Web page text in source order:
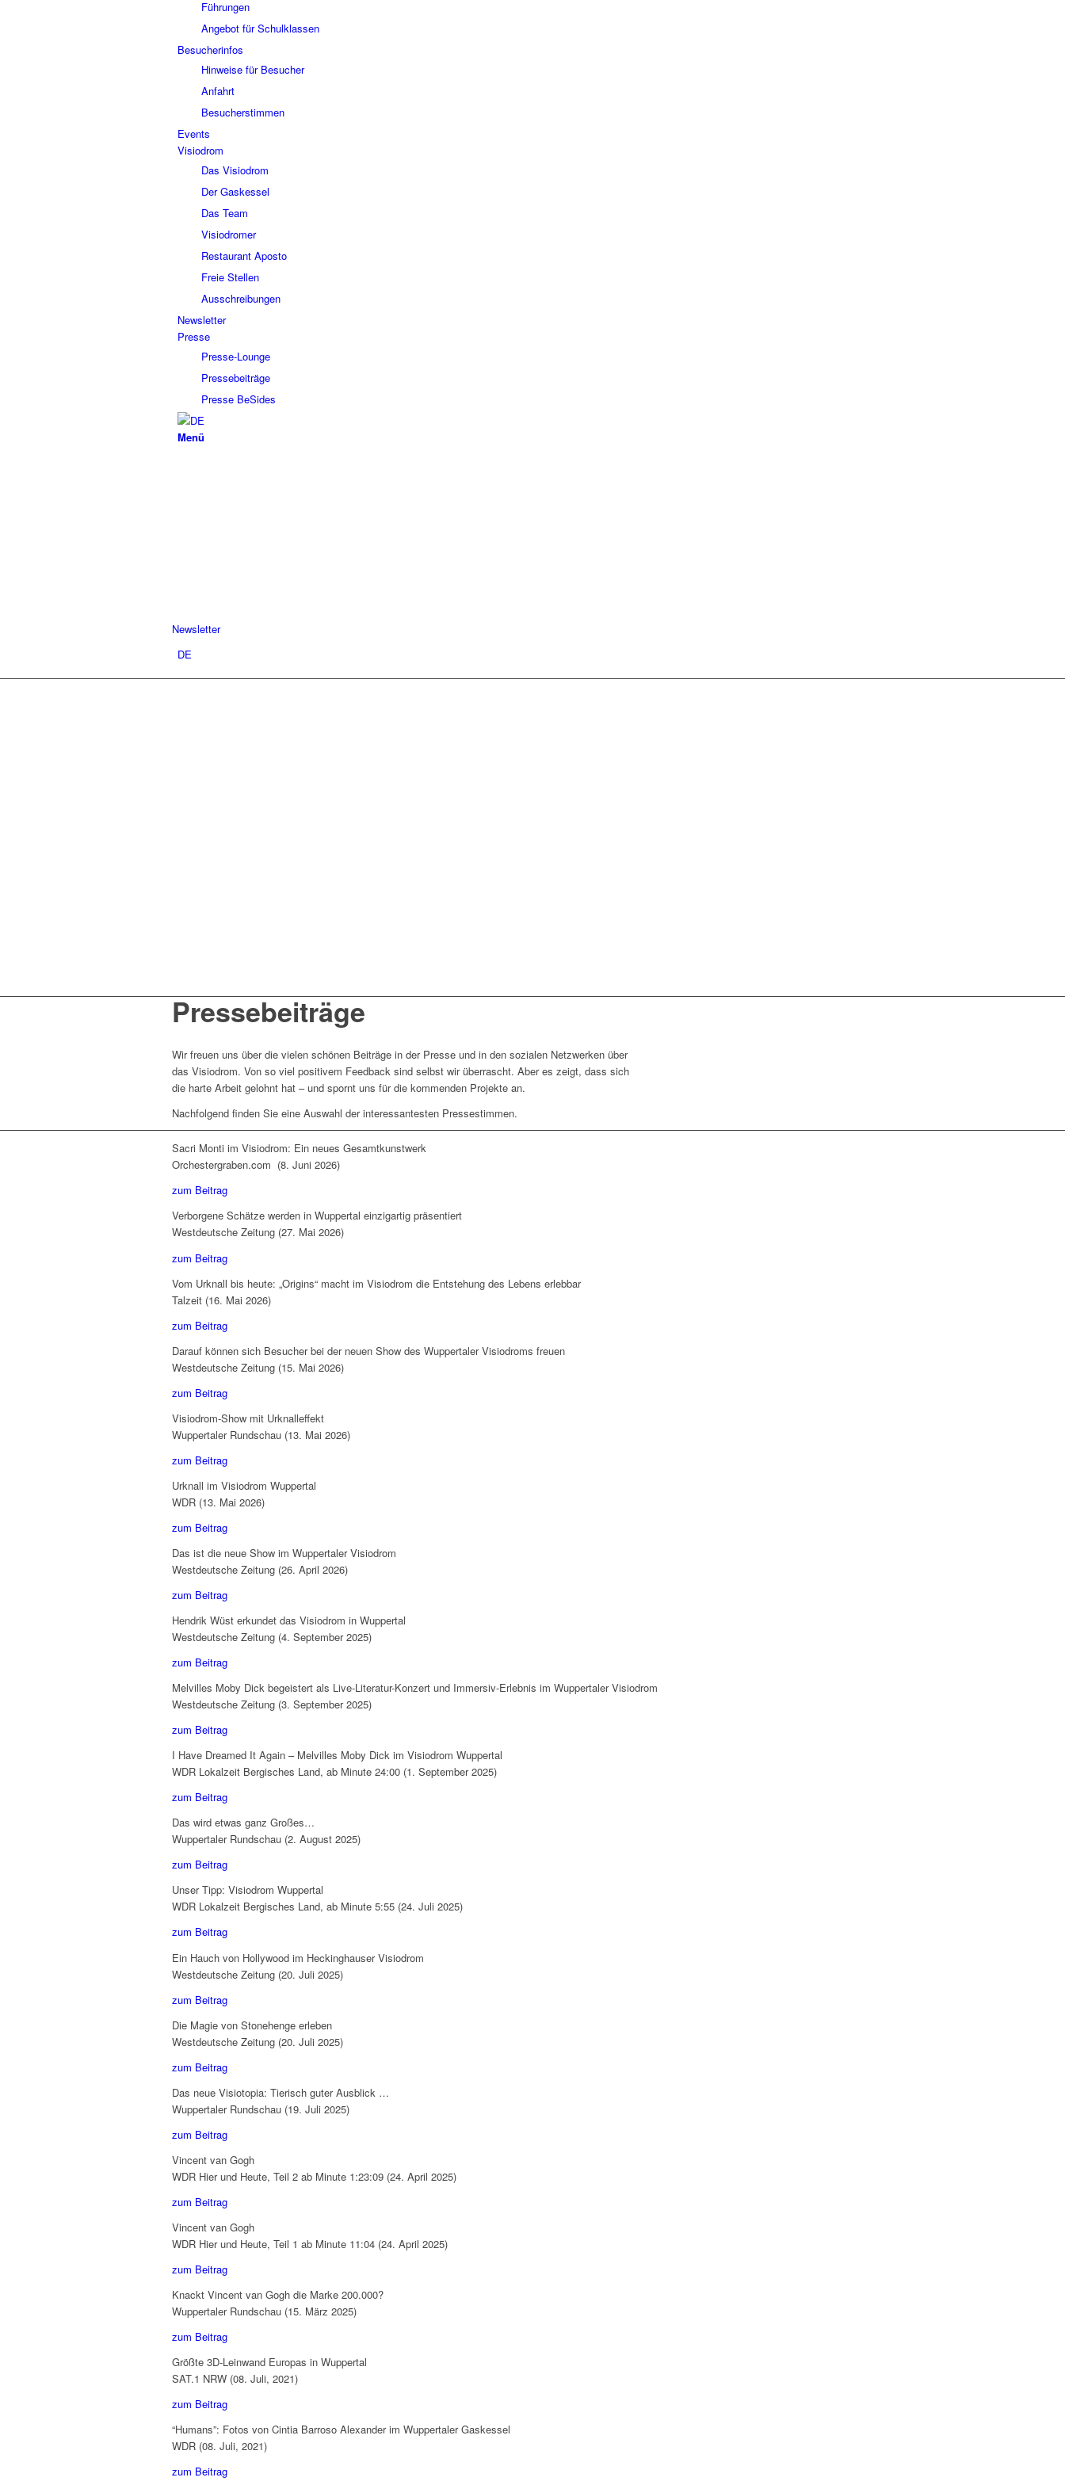
Führungen
Angebot für Schulklassen
Besucherinfos
Hinweise für Besucher
Anfahrt
Besucherstimmen
Events
Visiodrom
Das Visiodrom
Der Gaskessel
Das Team
Visiodromer
Restaurant Aposto
Freie Stellen
Ausschreibungen
Newsletter
Presse
Presse-Lounge
Pressebeiträge
Presse BeSides
Menü
Newsletter
DE
Pressebeiträge
Wir freuen uns über die vielen schönen Beiträge in der Presse und in den sozialen Netzwerken über
das Visiodrom. Von so viel positivem Feedback sind selbst wir überrascht. Aber es zeigt, dass sich
die harte Arbeit gelohnt hat – und spornt uns für die kommenden Projekte an.
Nachfolgend finden Sie eine Auswahl der interessantesten Pressestimmen.
Sacri Monti im Visiodrom: Ein neues Gesamtkunstwerk
Orchestergraben.com (8. Juni 2026)
zum Beitrag
Verborgene Schätze werden in Wuppertal einzigartig präsentiert
Westdeutsche Zeitung (27. Mai 2026)
zum Beitrag
Vom Urknall bis heute: „Origins“ macht im Visiodrom die Entstehung des Lebens erlebbar
Talzeit (16. Mai 2026)
zum Beitrag
Darauf können sich Besucher bei der neuen Show des Wuppertaler Visiodroms freuen
Westdeutsche Zeitung (15. Mai 2026)
zum Beitrag
Visiodrom-Show mit Urknalleffekt
Wuppertaler Rundschau (13. Mai 2026)
zum Beitrag
Urknall im Visiodrom Wuppertal
WDR (13. Mai 2026)
zum Beitrag
Das ist die neue Show im Wuppertaler Visiodrom
Westdeutsche Zeitung (26. April 2026)
zum Beitrag
Hendrik Wüst erkundet das Visiodrom in Wuppertal
Westdeutsche Zeitung (4. September 2025)
zum Beitrag
Melvilles Moby Dick begeistert als Live-Literatur-Konzert und Immersiv-Erlebnis im Wuppertaler Visiodrom
Westdeutsche Zeitung (3. September 2025)
zum Beitrag
I Have Dreamed It Again – Melvilles Moby Dick im Visiodrom Wuppertal
WDR Lokalzeit Bergisches Land, ab Minute 24:00 (1. September 2025)
zum Beitrag
Das wird etwas ganz Großes…
Wuppertaler Rundschau (2. August 2025)
zum Beitrag
Unser Tipp: Visiodrom Wuppertal
WDR Lokalzeit Bergisches Land, ab Minute 5:55 (24. Juli 2025)
zum Beitrag
Ein Hauch von Hollywood im Heckinghauser Visiodrom
Westdeutsche Zeitung (20. Juli 2025)
zum Beitrag
Die Magie von Stonehenge erleben
Westdeutsche Zeitung (20. Juli 2025)
zum Beitrag
Das neue Visiotopia: Tierisch guter Ausblick …
Wuppertaler Rundschau (19. Juli 2025)
zum Beitrag
Vincent van Gogh
WDR Hier und Heute, Teil 2 ab Minute 1:23:09 (24. April 2025)
zum Beitrag
Vincent van Gogh
WDR Hier und Heute, Teil 1 ab Minute 11:04 (24. April 2025)
zum Beitrag
Knackt Vincent van Gogh die Marke 200.000?
Wuppertaler Rundschau (15. März 2025)
zum Beitrag
Größte 3D-Leinwand Europas in Wuppertal
SAT.1 NRW (08. Juli, 2021)
zum Beitrag
“Humans”: Fotos von Cintia Barroso Alexander im Wuppertaler Gaskessel
WDR (08. Juli, 2021)
zum Beitrag